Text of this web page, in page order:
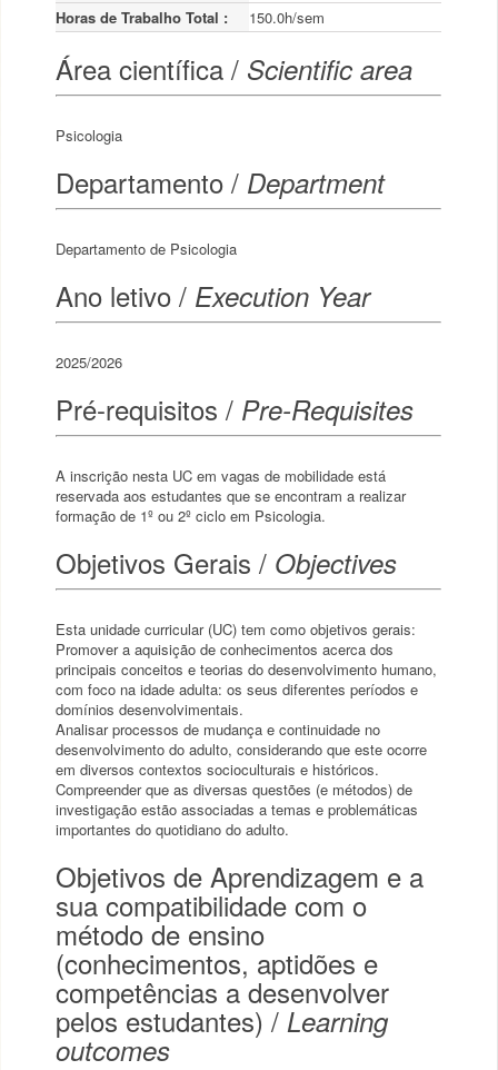
Horas de Trabalho Total :
150.0h/sem
Área científica / Scientific area
Psicologia
Departamento / Department
Departamento de Psicologia
Ano letivo / Execution Year
2025/2026
Pré-requisitos / Pre-Requisites
A inscrição nesta UC em vagas de mobilidade está
reservada aos estudantes que se encontram a realizar
formação de 1º ou 2º ciclo em Psicologia.
Objetivos Gerais / Objectives
Esta unidade curricular (UC) tem como objetivos gerais:
Promover a aquisição de conhecimentos acerca dos
principais conceitos e teorias do desenvolvimento humano,
com foco na idade adulta: os seus diferentes períodos e
domínios desenvolvimentais.
Analisar processos de mudança e continuidade no
desenvolvimento do adulto, considerando que este ocorre
em diversos contextos socioculturais e históricos.
Compreender que as diversas questões (e métodos) de
investigação estão associadas a temas e problemáticas
importantes do quotidiano do adulto.
Objetivos de Aprendizagem e a
sua compatibilidade com o
método de ensino
(conhecimentos, aptidões e
competências a desenvolver
pelos estudantes) / Learning
outcomes